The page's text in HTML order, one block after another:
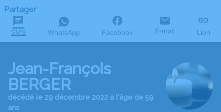
Partager
SMS WhatsApp Facebook E-mail Lien
Jean-François
BERGER
décédé le 29 décembre 2022 à l'âge de 59
ans